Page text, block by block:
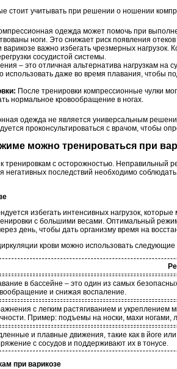
стоит учитывать при решении о ношении
одежда может помочь при
ноги. Это снижает риск появления отеков
варикозе важно избегать чрезмерных нагрузок.
сосудистой системы.
– это отличная альтернатива нагрузкам на
использовать даже во время плавания, чтобы
После тренировки компрессионные чулки
нормальное кровообращение в ногах.
одежда не является универсальным
проконсультироваться с врачом, чтобы
можно тренироваться при
тренировкам с осторожностью. Неправильный
последствий необходимо
избегать интенсивных нагрузок,
с большими весами. Оптимальный
день, чтобы дать организму время на
крови можно использовать
в бассейне – это один из самых
и снижая воспаление.
с легким растягиванием и
Пример: подъемы на носки, махи ногами,
и плавные движения, такие как в йоге
с сосудов и поддерживают их в тонусе.
при варикозе